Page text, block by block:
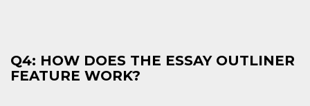
Q4: HOW DOES THE ESSAY OUTLINER
FEATURE WORK?